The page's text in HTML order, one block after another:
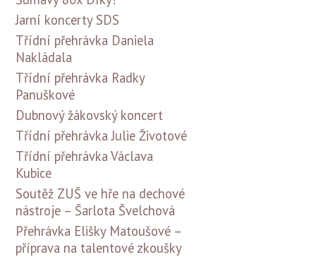
Jarní koncerty SDS
Třídní přehrávka Daniela
Nakládala
Třídní přehrávka Radky
Panuškové
Dubnový žákovský koncert
Třídní přehrávka Julie Životové
Třídní přehrávka Václava
Kubice
Soutěž ZUŠ ve hře na dechové
nástroje – Šarlota Švelchová
Přehrávka Elišky Matoušové –
příprava na talentové zkoušky